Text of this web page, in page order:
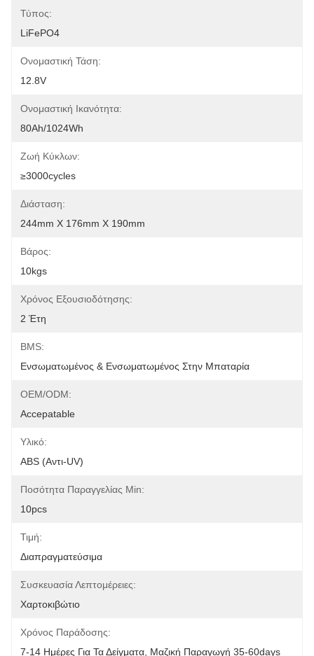
Τύπος:
LiFePO4
Ονομαστική Τάση:
12.8V
Ονομαστική Ικανότητα:
80Ah/1024Wh
Ζωή Κύκλων:
≥3000cycles
Διάσταση:
244mm X 176mm X 190mm
Βάρος:
10kgs
Χρόνος Εξουσιοδότησης:
2 Έτη
BMS:
Ενσωματωμένος & Ενσωματωμένος Στην Μπαταρία
OEM/ODM:
Accepatable
Υλικό:
ABS (αντι-UV)
Ποσότητα Παραγγελίας Min:
10pcs
Τιμή:
Διαπραγματεύσιμα
Συσκευασία Λεπτομέρειες:
Χαρτοκιβώτιο
Χρόνος Παράδοσης:
7-14 Ημέρες Για Τα Δείγματα, Μαζική Παραγωγή 35-60days